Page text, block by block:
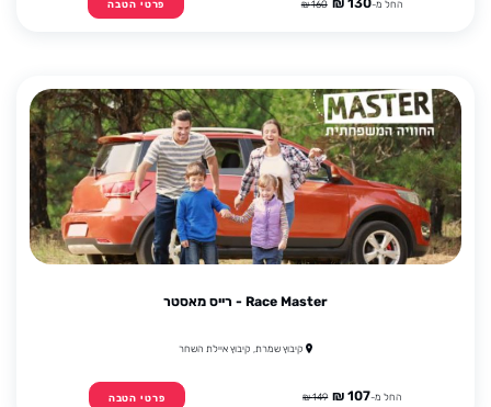
החל מ-130 ₪
160 ₪ פרטי הטבה
Race Master - רייס מאסטר
קיבוץ שמרת, קיבוץ איילת השחר
החל מ-107 ₪
149 ₪ פרטי הטבה